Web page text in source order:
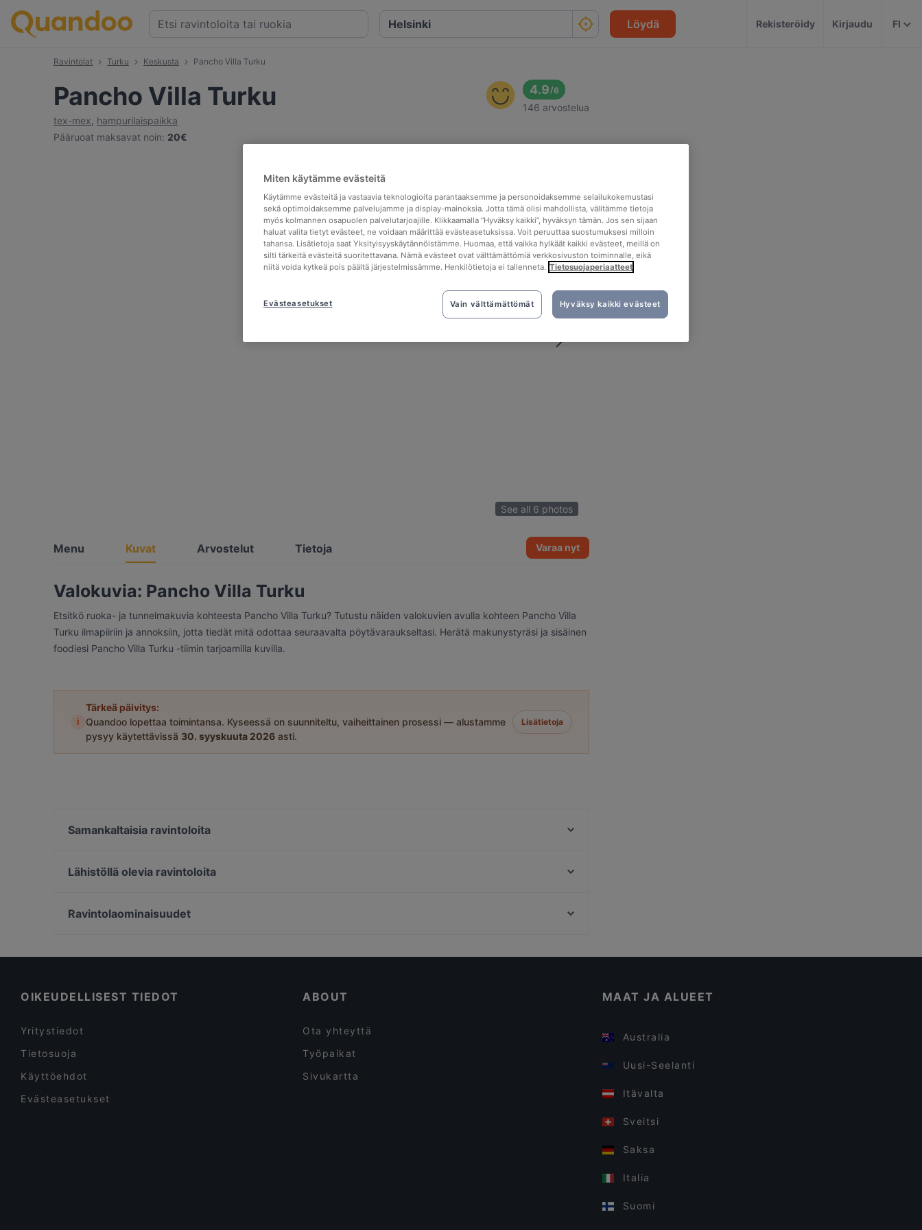
Löydä Rekisteröidy Kirjaudu FI
Ravintolat Turku Keskusta Pancho Villa Turku
Pancho Villa Turku
tex-mex, hampurilaispaikka
Pääruoat maksavat noin: 20€
4.9/6
146 arvostelua
See all 6 photos
Menu Kuvat Arvostelut Tietoja Varaa nyt
Valokuvia: Pancho Villa Turku
Etsitkö ruoka- ja tunnelmakuvia kohteesta Pancho Villa Turku? Tutustu näiden valokuvien avulla kohteen Pancho Villa
Turku ilmapiiriin ja annoksiin, jotta tiedät mitä odottaa seuraavalta pöytävaraukseltasi. Herätä makunystyräsi ja sisäinen
foodiesi Pancho Villa Turku -tiimin tarjoamilla kuvilla.
i
Tärkeä päivitys:
Quandoo lopettaa toimintansa. Kyseessä on suunniteltu, vaiheittainen prosessi — alustamme
pysyy käytettävissä 30. syyskuuta 2026 asti.
Lisätietoja
Samankaltaisia ravintoloita
John Scott's Aura
Lähistöllä olevia ravintoloita
Ravintola 3. Linja
Ravintolaominaisuudet
OIKEUDELLISEST TIEDOT
Yritystiedot
Tietosuoja
Käyttöehdot
Evästeasetukset
ABOUT
Ota yhteyttä
Työpaikat
Sivukartta
MAAT JA ALUEET
Australia
Uusi-Seelanti
Itävalta
Sveitsi
Saksa
Italia
Suomi
Miten käytämme evästeitä
Käytämme evästeitä ja vastaavia teknologioita parantaaksemme ja personoidaksemme selailukokemustasi
sekä optimoidaksemme palvelujamme ja display-mainoksia. Jotta tämä olisi mahdollista, välitämme tietoja
myös kolmannen osapuolen palvelutarjoajille. Klikkaamalla “Hyväksy kaikki”, hyväksyn tämän. Jos sen sijaan
haluat valita tietyt evästeet, ne voidaan määrittää evästeasetuksissa. Voit peruuttaa suostumuksesi milloin
tahansa. Lisätietoja saat Yksityisyyskäytännöistämme. Huomaa, että vaikka hylkäät kaikki evästeet, meillä on
silti tärkeitä evästeitä suoritettavana. Nämä evästeet ovat välttämättömiä verkkosivuston toiminnalle, eikä
niitä voida kytkeä pois päältä järjestelmissämme. Henkilötietoja ei tallenneta. Tietosuojaperiaatteet
Vain välttämättömät Hyväksy kaikki evästeet
Evästeasetukset